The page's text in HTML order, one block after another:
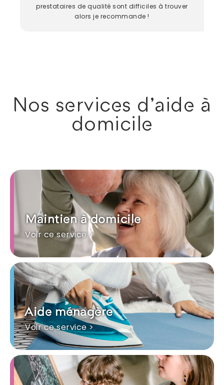
prestataires de qualité sont difficiles à trouver
alors je recommande !
Nos services d'aide à
domicile
Maintien à domicile
Voir ce service >
Aide ménagère
Voir ce service >